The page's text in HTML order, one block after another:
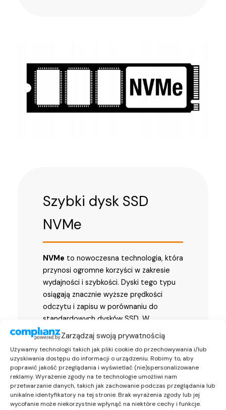
Zarządzaj swoją prywatnością
Używamy technologii takich jak pliki cookie do przechowywania i/lub
uzyskiwania dostępu do informacji o urządzeniu. Robimy to, aby
poprawić jakość przeglądania i wyświetlać (nie)spersonalizowane
reklamy. Wyrażenie zgody na te technologie umożliwi nam
przetwarzanie danych, takich jak zachowanie podczas przeglądania lub
unikalne identyfikatory na tej stronie. Brak wyrażenia zgody lub jej
wycofanie może niekorzystnie wpłynąć na niektóre cechy i funkcje.
Szybki dysk SSD
NVMe
NVMe to nowoczesna technologia, która
przynosi ogromne korzyści w zakresie
wydajności i szybkości. Dyski tego typu
osiągają znacznie wyższe prędkości
odczytu i zapisu w porównaniu do
standardowych dysków SSD. W
zależności od wersji PCIe, dyski te mogą
ok. 7800 MB/s. W rezultacie, czas
uruchamiania systemu operacyjnego,
ładowania aplikacji i gier zostaje znacznie
skrócony, co pozwala na
natychmiastowy dostęp do danych i